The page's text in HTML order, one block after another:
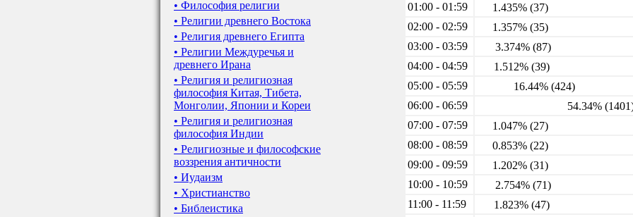
• Философия религии
• Религии древнего Востока
• Религия древнего Египта
• Религии Междуречья и
древнего Ирана
• Религия и религиозная
философия Китая, Тибета,
Монголии, Японии и Кореи
• Религия и религиозная
философия Индии
• Религиозные и философские
воззрения античности
• Иудаизм
• Христианство
• Библеистика
01:00 - 01:59
1.435% (37)
02:00 - 02:59
1.357% (35)
03:00 - 03:59
3.374% (87)
04:00 - 04:59
1.512% (39)
05:00 - 05:59
16.44% (424)
06:00 - 06:59
54.34%
07:00 - 07:59
1.047% (27)
08:00 - 08:59
0.853% (22)
09:00 - 09:59
1.202% (31)
10:00 - 10:59
2.754% (71)
11:00 - 11:59
1.823% (47)